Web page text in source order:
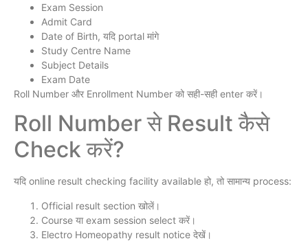
Exam Session
Admit Card
Date of Birth, यदि portal मांगे
Study Centre Name
Subject Details
Exam Date
Roll Number और Enrollment Number को सही-सही enter करें।
Roll Number से Result कैसे
Check करें?
यदि online result checking facility available हो, तो सामान्य process:
Official result section खोलें।
Course या exam session select करें।
Electro Homeopathy result notice देखें।